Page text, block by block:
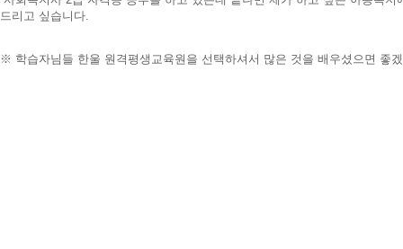
드리고 싶습니다.
※ 학습자님들 한울 원격평생교육원을 선택하셔서 많은 것을 배우셨으면 좋